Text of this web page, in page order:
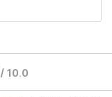
/ 10.0